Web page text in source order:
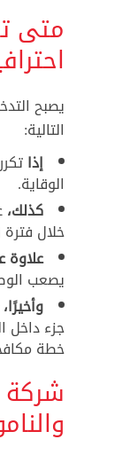
متى
يصبح
التالية:
إذا
الوقاية.
كذلك،
خلال
علاوة
يصعب
وأخيرًا،
جزء داخل
خطة
شركة